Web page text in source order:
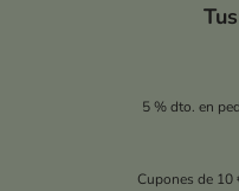
5 % dto. en
Cupones de 10